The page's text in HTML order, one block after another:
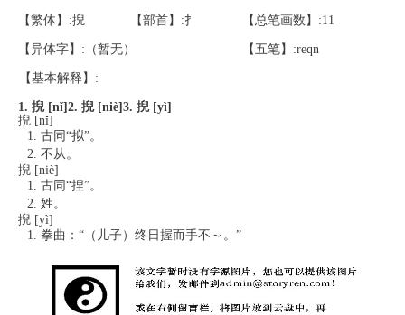
【繁体】:掜 【部首】:扌 【总笔画数】:11
【异体字】:（暂无） 【五笔】:reqn
【基本解释】:
1. 掜 [nǐ] 2. 掜 [niè] 3. 掜 [yì]
掜 [nǐ]
古同“拟”。
不从。
掜 [niè]
古同“捏”。
姓。
掜 [yì]
拳曲：“（儿子）终日握而手不～。”